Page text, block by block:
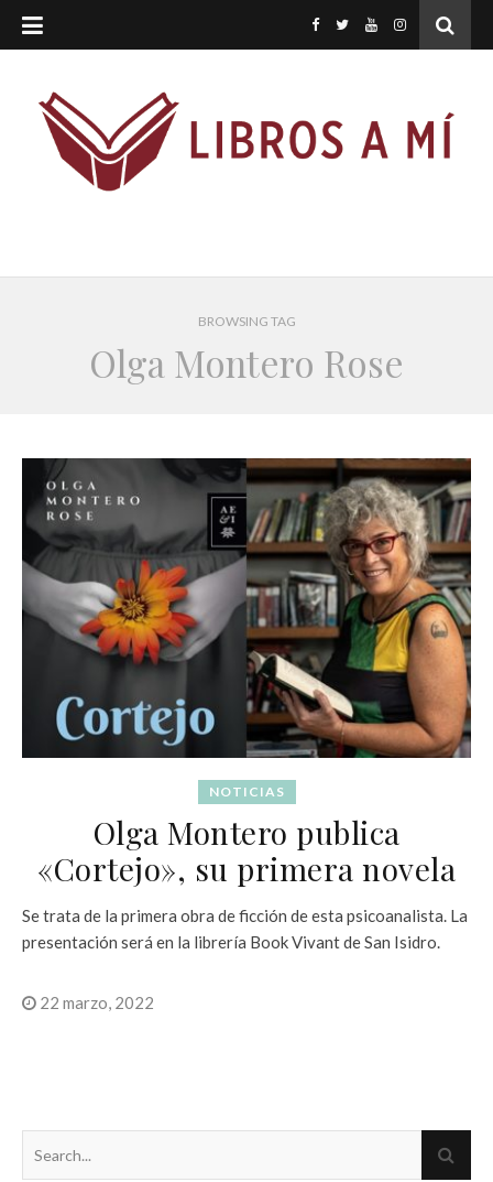
BROWSING TAG
Olga Montero Rose
NOTICIAS
Olga Montero publica
«Cortejo», su primera novela
Se trata de la primera obra de ficción de esta psicoanalista. La
presentación será en la librería Book Vivant de San Isidro.
22 marzo, 2022